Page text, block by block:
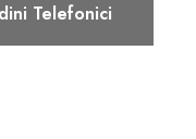
Telefonici